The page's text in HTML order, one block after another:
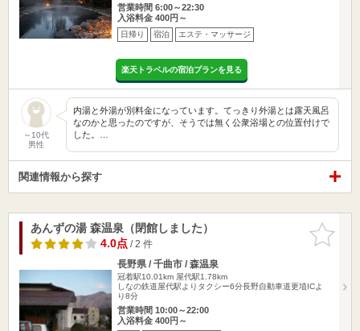
営業時間 6:00～22:30
入浴料金 400円～
日帰り 宿泊 エステ・マッサージ
楽天トラベルの宿泊プランを見る
～10代
男性
内湯と外湯が別料金になっています。てっきり外湯とは露天風呂
なのかと思ったのですが、そうでは無く公衆浴場との位置付けで
した。…
関連情報から探す
お気に入
りに追加
あんずの湯 森温泉（閉館しました）
4.0点/ 2 件
長野県 / 千曲市 / 森温泉
冠着駅10.01km 屋代駅1.78km
しなの鉄道屋代駅よりタクシー6分長野自動車道更埴ICよ
り8分
営業時間 10:00～22:00
入浴料金 400円～